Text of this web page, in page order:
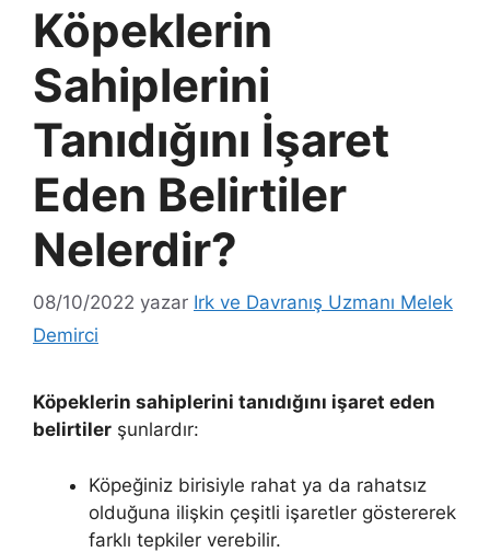
Köpeklerin
Sahiplerini
Tanıdığını İşaret
Eden Belirtiler
Nelerdir?
08/10/2022 yazar Irk ve Davranış Uzmanı Melek
Demirci
Köpeklerin sahiplerini tanıdığını işaret eden
belirtiler şunlardır:
Köpeğiniz birisiyle rahat ya da rahatsız
olduğuna ilişkin çeşitli işaretler göstererek
farklı tepkiler verebilir.